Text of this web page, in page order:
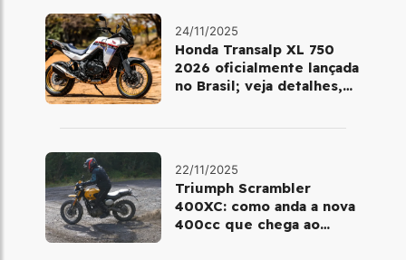
24/11/2025
Honda Transalp XL 750
2026 oficialmente lançada
no Brasil; veja detalhes,
22/11/2025
Triumph Scrambler
400XC: como anda a nova
400cc que chega ao